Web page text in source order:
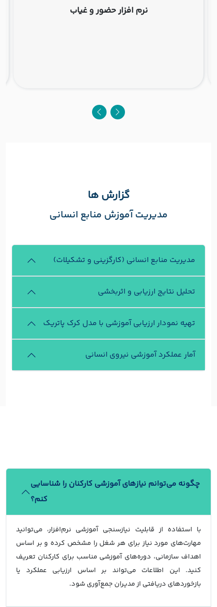
نرم افزار حضور و غیاب
گزارش ها
مدیریت آموزش منابع انسانی
مدیریت منابع انسانی (کارگزینی و تشکیلات)
تحلیل نتایج ارزیابی و اثربخشی
تهیه نمودار ارزیابی آموزشی با مدل کرک پاتریک
آمار عملکرد آموزشی نیروی انسانی
چگونه می‌توانم نیازهای آموزشی کارکنان را شناسایی
کنم؟
با استفاده از قابلیت نیازسنجی آموزشی نرم‌افزار، می‌توانید
مهارت‌های مورد نیاز برای هر شغل را مشخص کرده و بر اساس
اهداف سازمانی، دوره‌های آموزشی مناسب برای کارکنان تعریف
کنید. این اطلاعات می‌تواند بر اساس ارزیابی عملکرد یا
بازخوردهای دریافتی از مدیران جمع‌آوری شود.